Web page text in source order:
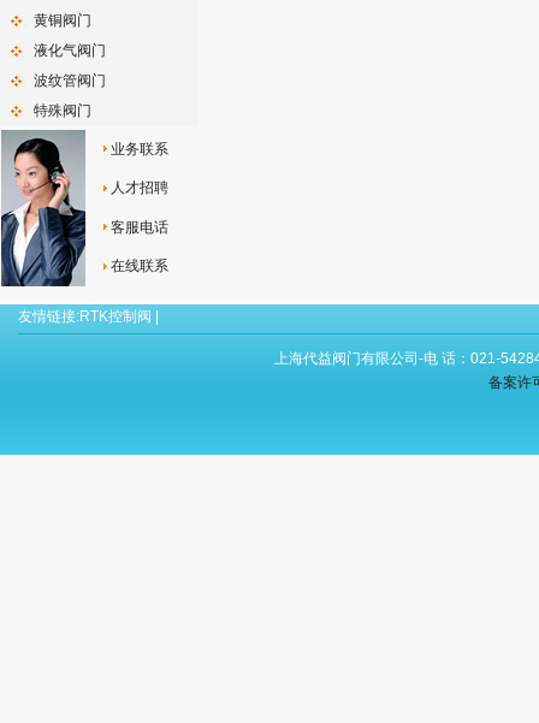
黄铜阀门
液化气阀门
波纹管阀门
特殊阀门
业务联系
人才招聘
客服电话
在线联系
友情链接:RTK控制阀
上海代益阀门有限公司-电 话：021-
备案许